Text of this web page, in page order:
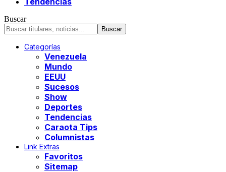
Buscar
Categorías
Venezuela
Mundo
EEUU
Sucesos
Show
Deportes
Tendencias
Caraota Tips
Columnistas
Link Extras
Favoritos
Sitemap